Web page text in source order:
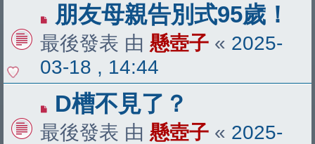
朋友母親告別式95歲！
最後發表 由 懸壺子 « 2025-
03-18 , 14:44
D槽不見了？
最後發表 由 懸壺子 « 2025-